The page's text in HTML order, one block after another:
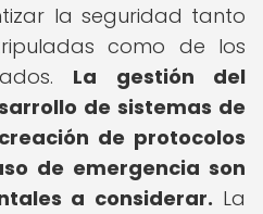
la seguridad tanto
como de los
La gestión del
de sistemas de
de protocolos
de emergencia son
a considerar. La